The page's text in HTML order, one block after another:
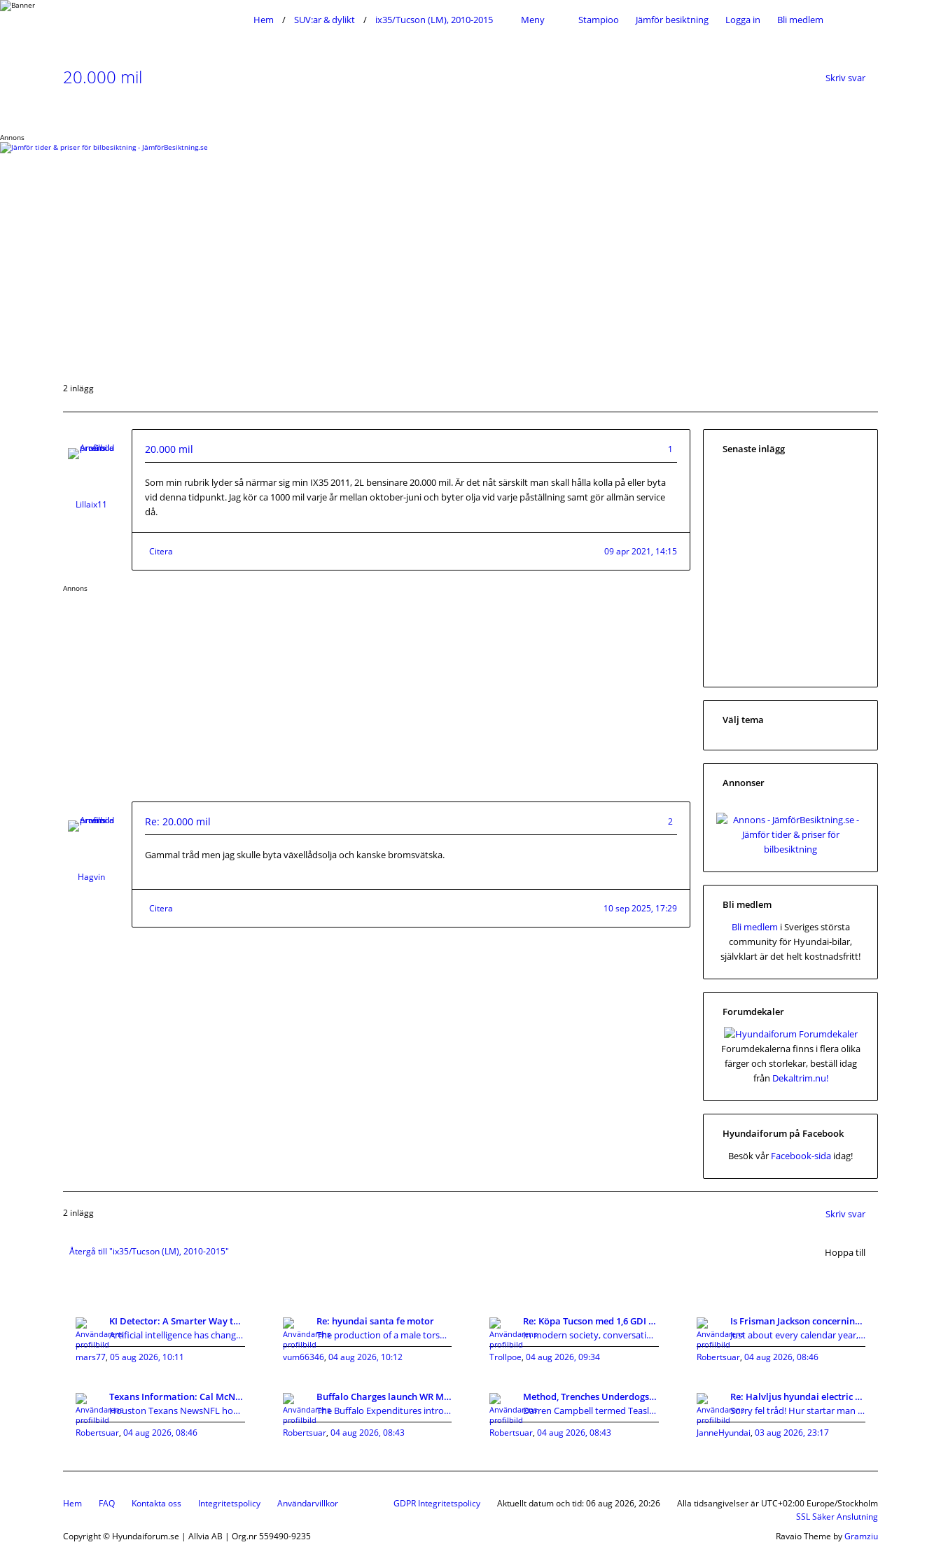
Meny Stampioo Jämför besiktning Logga in Bli medlem
Hem SUV:ar & dylikt ix35/Tucson (LM), 2010-2015
20.000 mil Skriv svar
Annons
2 inlägg
Lillaix11
20.000 mil 1
Som min rubrik lyder så närmar sig min IX35 2011, 2L bensinare 20.000 mil. Är det nåt särskilt man skall hålla kolla på eller byta
vid denna tidpunkt. Jag kör ca 1000 mil varje år mellan oktober-juni och byter olja vid varje påställning samt gör allmän service
då.
Citera 09 apr 2021, 14:15
Annons
Hagvin
Re: 20.000 mil 2
Gammal tråd men jag skulle byta växellådsolja och kanske bromsvätska.
Citera 10 sep 2025, 17:29
Senaste inlägg
Välj tema
Annonser
Bli medlem
Bli medlem i Sveriges största
community för Hyundai-bilar,
självklart är det helt kostnadsfritt!
Forumdekaler
Forumdekalerna finns i flera olika
färger och storlekar, beställ idag
från Dekaltrim.nu!
Hyundaiforum på Facebook
Besök vår Facebook-sida idag!
2 inlägg Skriv svar
Återgå till "ix35/Tucson (LM), 2010-2015" Hoppa till
KI Detector: A Smarter Way to Review AI-Assisted C
Artificial intelligence has changed how people cre
mars77, 05 aug 2026, 10:11
Re: hyundai santa fe motor
The production of a male torso sex doll involves m
vum66346, 04 aug 2026, 10:12
Re: Köpa Tucson med 1,6 GDI eller 1,7CRDI?
In modern society, conversations around privacy, p
Trollpoe, 04 aug 2026, 09:34
Is Frisman Jackson concerning towards gain the mas
Just about every calendar year, the Cleveland Brow
Robertsuar, 04 aug 2026, 08:46
Texans Information: Cal McNair nearer toward getti
Houston Texans NewsNFL home owners established in
Robertsuar, 04 aug 2026, 08:46
Buffalo Charges launch WR Mecole Hardman Jr., sign
The Buffalo Expenditures introduced a collection o
Robertsuar, 04 aug 2026, 08:43
Method, Trenches Underdogs: Vikings 2026 Preview i
Darren Campbell termed Teasley retty tightlippedsp
Robertsuar, 04 aug 2026, 08:43
Re: Halvljus hyundai electric byte ?
Sorry fel tråd! Hur startar man en ny?
JanneHyundai, 03 aug 2026, 23:17
Hem FAQ Kontakta oss Integritetspolicy Användarvillkor Alla tidsangivelser är UTC+02:00 Europe/Stockholm
Aktuellt datum och tid: 06 aug 2026, 20:26
GDPR Integritetspolicy
SSL Säker Anslutning
Copyright © Hyundaiforum.se | Allvia AB | Org.nr 559490-9235
Ravaio Theme byGramziu